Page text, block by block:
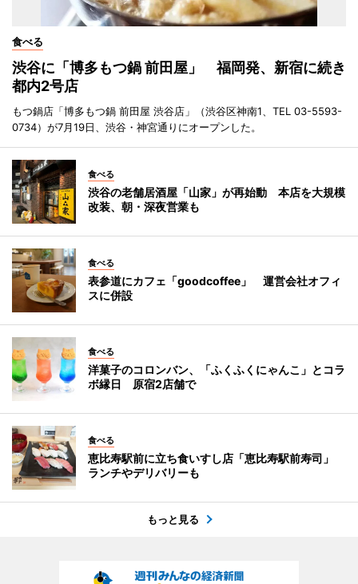
食べる
渋谷に「博多もつ鍋 前田屋」 福岡発、新宿に続き
都内2号店
もつ鍋店「博多もつ鍋 前田屋 渋谷店」（渋谷区神南1、TEL 03-5593-
0734）が7月19日、渋谷・神宮通りにオープンした。
食べる
渋谷の老舗居酒屋「山家」が再始動 本店を大規模
改装、朝・深夜営業も
食べる
表参道にカフェ「goodcoffee」 運営会社オフィ
スに併設
食べる
洋菓子のコロンバン、「ふくふくにゃんこ」とコラ
ボ縁日 原宿2店舗で
食べる
恵比寿駅前に立ち食いすし店「恵比寿駅前寿司」
ランチやデリバリーも
もっと見る